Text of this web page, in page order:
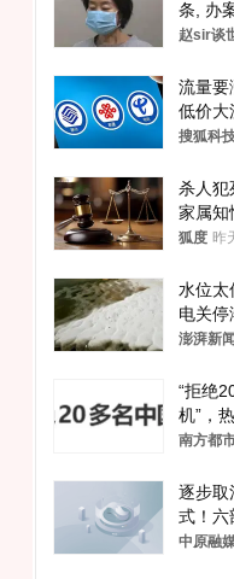
条, 办
受不了
赵sir谈
流量要
低价大
G”成
搜狐科
杀人犯
家属知
狐度 昨
水位太
电关停
澎湃新闻
“拒绝
机”，
方道歉
南方都
逐步取
式！六
中原融